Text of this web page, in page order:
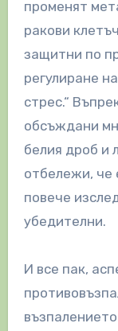
променят
ракови
защитни по
регулиране
стрес.“
обсъждани
белия дроб и
отбележи, че
повече
убедителни.
И все пак,